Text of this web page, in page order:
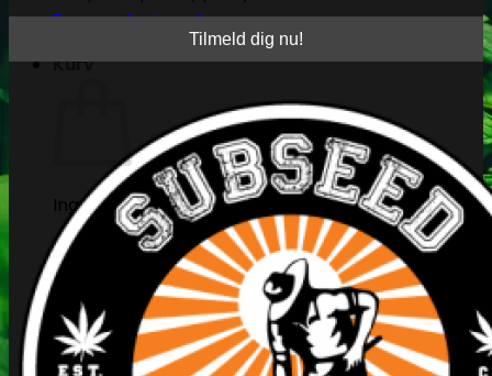
Tape og fastgørelse
Kurv
Ingen produkter i kurven.
Tilbage til shoppen
Søg
efter: